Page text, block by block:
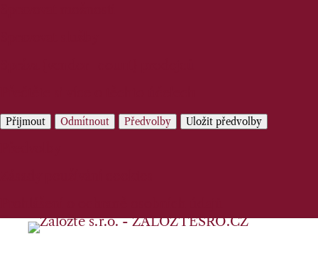
Přijmout Odmítnout Předvolby Uložit předvolby